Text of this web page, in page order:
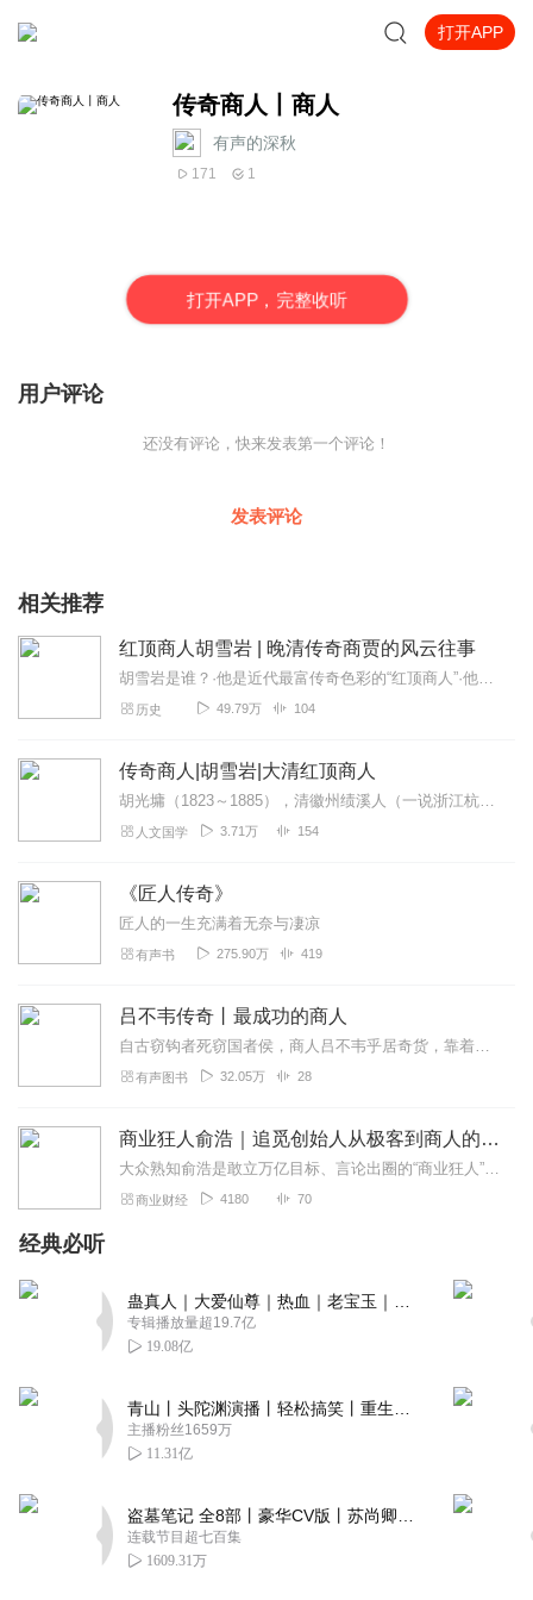
打开APP
传奇商人丨商人
有声的深秋
171 1
打开APP，完整收听
用户评论
还没有评论，快来发表第一个评论！
发表评论
相关推荐
红顶商人胡雪岩 | 晚清传奇商贾的风云往事
胡雪岩是谁？·他是近代最富传奇色彩的“红顶商人”·他创建庞大的商业帝国，晚清首富·纵横官场、商场、洋场，呼风唤雨从前所未有的角度、剖析胡雪岩的人生1.全面剖析胡...
历史 49.79万 104
传奇商人|胡雪岩|大清红顶商人
胡光墉（1823～1885），清徽州绩溪人（一说浙江杭州人），幼名顺官，字雪岩，著名徽商。初在杭州设银号，后入浙江巡抚幕，为清军筹运饷械，1866年协助左宗棠创...
人文国学 3.71万 154
《匠人传奇》
匠人的一生充满着无奈与凄凉
有声书 275.90万 419
吕不韦传奇丨最成功的商人
自古窃钩者死窃国者侯，商人吕不韦乎居奇货，靠着一本万利的经营理念，做了全天下最大的一笔买卖，他也因此封侯拜相、权倾天下，岂料祸福难料……从经商到经国，从商人到政...
有声图书 32.05万 28
商业狂人俞浩｜追觅创始人从极客到商人的科创传奇
大众熟知俞浩是敢立万亿目标、言论出圈的“商业狂人”，却很少读懂他偏执性格背后完整成长脉络：出身拮据工薪家庭，从小痴迷机械拆解，不靠刷题内卷，凭物理竞赛保送清华...
商业财经 4180 70
经典必听
专辑播放量超19.7亿
19.08亿
主播粉丝1659万
11.31亿
连载节目超七百集
1609.31万